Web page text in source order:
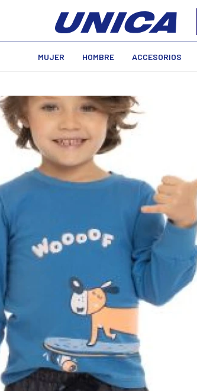
MUJER HOMBRE ACCESORIOS